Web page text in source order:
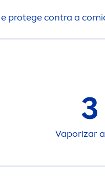
protege contra a
3
Vaporizar